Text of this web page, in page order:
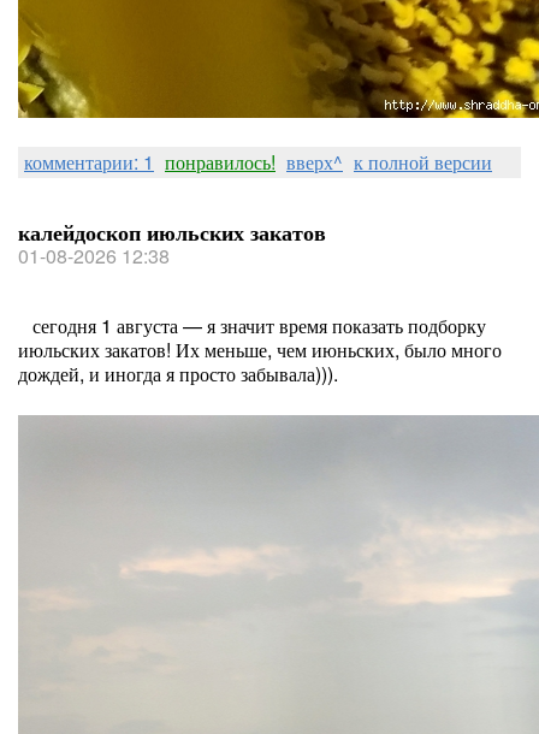
комментарии: 1 понравилось! вверх^ к полной версии
калейдоскоп июльских закатов
01-08-2026 12:38
сегодня 1 августа — я значит время показать подборку
июльских закатов! Их меньше, чем июньских, было много
дождей, и иногда я просто забывала))).